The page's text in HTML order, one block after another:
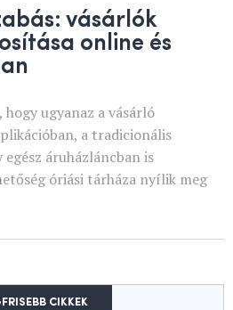
vásárlók
online és
ugyanaz a vásárló
a tradicionális
áruházláncban is
óriási tárháza nyílik meg
CIKKEK